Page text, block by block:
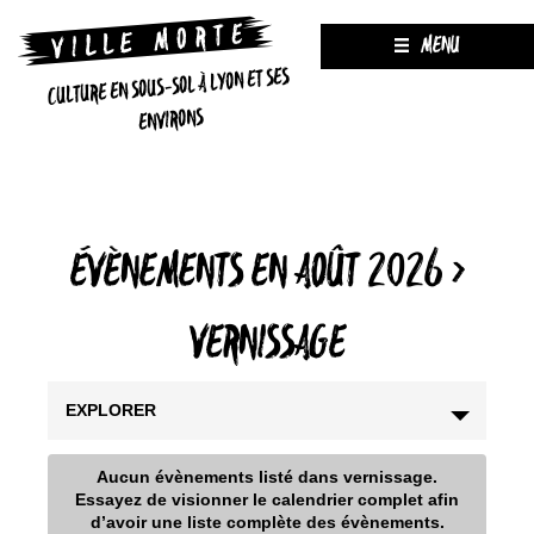
CULTURE EN SOUS-SOL À LYON ET SES
ENVIRONS
MENU
ÉVÈNEMENTS EN AOÛT 2026›
VERNISSAGE
EXPLORER
Aucun évènements listé dans vernissage.
Essayez de visionner le calendrier complet afin
d’avoir une liste complète des évènements.